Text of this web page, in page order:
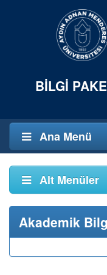
BILGI
Ana Menü
Alt Menüler
Akademik